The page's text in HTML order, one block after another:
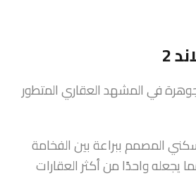
2
شوبا هارتلاند 2 جوهرة في المشهد العقاري المتطور
المصمم ببراعة بين الفخامة
يجعله واحدًا من أكثر العقارات